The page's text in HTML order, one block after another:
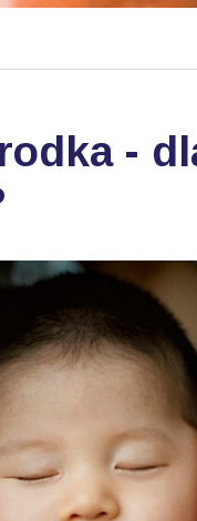
-